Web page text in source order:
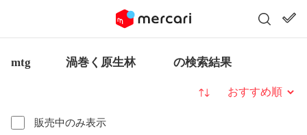
mtg 渦巻く原生林 の検索結果
販売中のみ表示
並び替え